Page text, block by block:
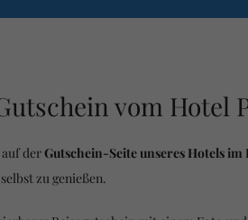
vom Hotel
derGutschein-Seite unseres Hotels im
zu genießen.